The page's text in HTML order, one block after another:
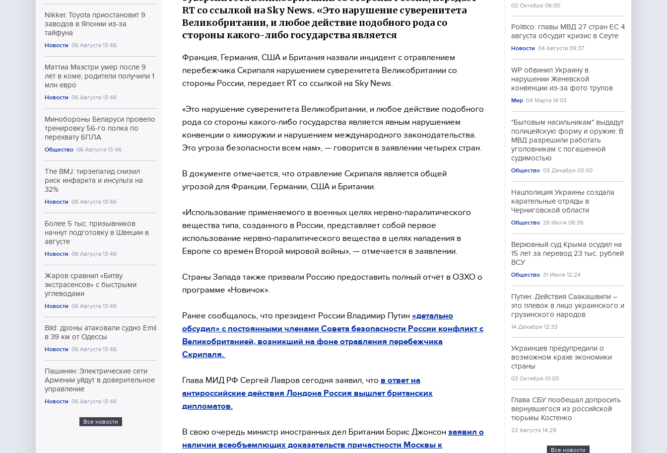
Nikkei: Toyota приостановит 9
заводов в Японии из-за
тайфуна
Новости 06 Августа 13:46
Маттиа Маэстри умер после 9
лет в коме; родители получили 1
млн евро
Новости 06 Августа 13:46
Минобороны Беларуси провело
тренировку 56-го полка по
перехвату БПЛА
Общество 06 Августа 13:46
The BMJ: тирзепатид снизил
риск инфаркта и инсульта на
32%
Новости 06 Августа 13:46
Более 5 тыс. призывников
начнут подготовку в Швеции в
августе
Новости 06 Августа 13:46
Жаров сравнил «Битву
экстрасенсов» с быстрыми
углеводами
Новости 06 Августа 13:46
Bild: дроны атаковали судно Emil
в 39 км от Одессы
Новости 06 Августа 13:46
Пашинян: Электрические сети
Армении уйдут в доверительное
управление
Новости 06 Августа 13:46
Все новости
RT со ссылкой на Sky News. «Это нарушение суверенитета
Великобритании, и любое действие подобного рода со
стороны какого-либо государства является
Франция, Германия, США и Британия назвали инцидент с отравлением
перебежчика Скрипаля нарушением суверенитета Великобритании со
стороны России, передает RT со ссылкой на Sky News.
«Это нарушение суверенитета Великобритании, и любое действие подобного
рода со стороны какого-либо государства является явным нарушением
конвенции о химоружии и нарушением международного законодательства.
Это угроза безопасности всем нам», — говорится в заявлении четырех стран.
В документе отмечается, что отравление Скрипаля является общей
угрозой для Франции, Германии, США и Британии.
«Использование применяемого в военных целях нервно-паралитического
вещества типа, созданного в России, представляет собой первое
использование нервно-паралитического вещества в целях нападения в
Европе со времён Второй мировой войны», — отмечается в заявлении.
Страны Запада также призвали Россию предоставить полный отчёт в ОЗХО о
программе «Новичок».
Ранее сообщалось, что президент России Владимир Путин «детально
обсудил» с постоянными членами Совета безопасности России конфликт с
Великобританией, возникший на фоне отравления перебежчика
Скрипаля.
Глава МИД РФ Сергей Лавров сегодня заявил, что в ответ на
антироссийские действия Лондона Россия вышлет британских
дипломатов.
В свою очередь министр иностранных дел Британии Борис Джонсон заявил о
наличии всеобъемлющих доказательств причастности Москвы к
02 Октября 06:00
Politico: главы МВД 27 стран ЕС 4
августа обсудят кризис в Сеуте
Новости 04 Августа 09:37
WP обвинил Украину в
нарушении Женевской
конвенции из-за фото трупов
Мир 04 Марта 14:03
"Бытовым насильникам" выдадут
полицейскую форму и оружие: В
МВД разрешили работать
уголовникам с погашенной
судимостью
Общество 03 Декабря 03:00
Нацполиция Украины создала
карательные отряды в
Черниговской области
Общество 26 Июля 06:36
Верховный суд Крыма осудил на
15 лет за перевод 23 тыс. рублей
ВСУ
Общество 31 Июля 12:24
Путин: Действия Саакашвили –
это плевок в лицо украинского и
грузинского народов
14 Декабря 12:33
Украинцев предупредили о
возможном крахе экономики
страны
03 Октября 01:00
Глава СБУ пообещал допросить
вернувшегося из российской
тюрьмы Костенко
22 Августа 14:29
Все новости